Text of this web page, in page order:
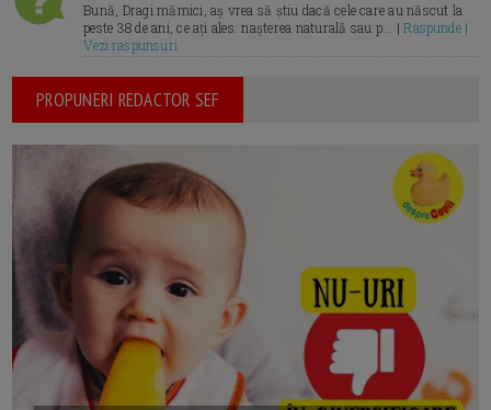
Bună, Dragi mămici, aș vrea să știu dacă cele care au născut la
peste 38 de ani, ce ați ales: nașterea naturală sau p... |Raspunde |
Vezi raspunsuri
PROPUNERI REDACTOR SEF